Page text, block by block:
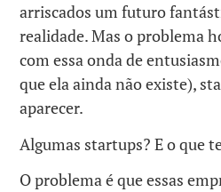
arriscados um futuro
realidade. Mas o problema
com essa onda de
que ela ainda não existe),
aparecer.
Algumas startups? E o que
O problema é que essas